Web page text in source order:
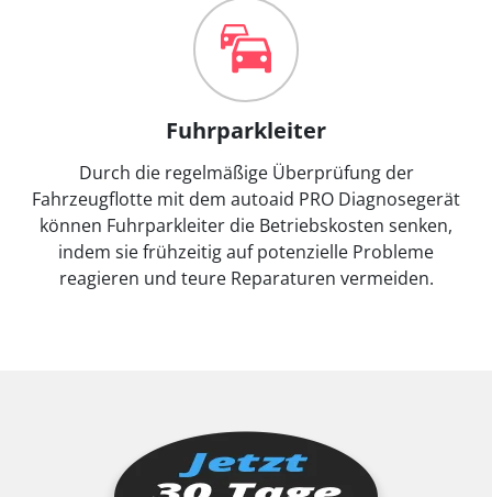
Fuhrparkleiter
Durch die regelmäßige Überprüfung der
Fahrzeugflotte mit dem autoaid PRO Diagnosegerät
können Fuhrparkleiter die Betriebskosten senken,
indem sie frühzeitig auf potenzielle Probleme
reagieren und teure Reparaturen vermeiden.